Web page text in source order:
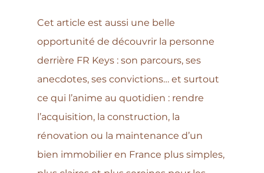
Cet article est aussi une belle
opportunité de découvrir la personne
derrière FR Keys : son parcours, ses
anecdotes, ses convictions… et surtout
ce qui l’anime au quotidien : rendre
l’acquisition, la construction, la
rénovation ou la maintenance d’un
bien immobilier en France plus simples,